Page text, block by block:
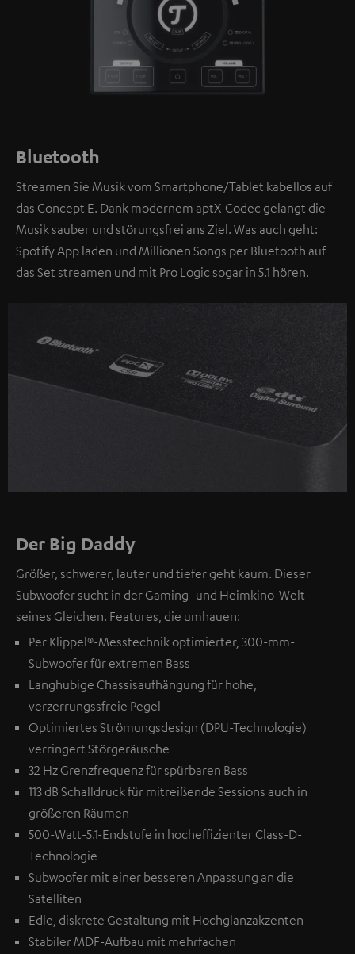
Bluetooth
Streamen Sie Musik vom Smartphone/Tablet kabellos auf
das Concept E. Dank modernem aptX-Codec gelangt die
Musik sauber und störungsfrei ans Ziel. Was auch geht:
Spotify App laden und Millionen Songs per Bluetooth auf
das Set streamen und mit Pro Logic sogar in 5.1 hören.
Der Big Daddy
Größer, schwerer, lauter und tiefer geht kaum. Dieser
Subwoofer sucht in der Gaming- und Heimkino-Welt
seines Gleichen. Features, die umhauen:
Per Klippel®-Messtechnik optimierter, 300-mm-
Subwoofer für extremen Bass
Langhubige Chassisaufhängung für hohe,
verzerrungssfreie Pegel
Optimiertes Strömungsdesign (DPU-Technologie)
verringert Störgeräusche
32 Hz Grenzfrequenz für spürbaren Bass
113 dB Schalldruck für mitreißende Sessions auch in
größeren Räumen
500-Watt-5.1-Endstufe in hocheffizienter Class-D-
Technologie
Subwoofer mit einer besseren Anpassung an die
Satelliten
Edle, diskrete Gestaltung mit Hochglanzakzenten
Stabiler MDF-Aufbau mit mehrfachen